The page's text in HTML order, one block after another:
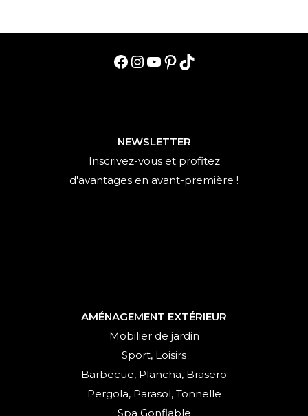
Facebook
Instagram
YouTube
Pinterest
TikTok
NEWSLETTER
Inscrivez-vous et profitez
d'avantages en avant-première !
AMÉNAGEMENT EXTÉRIEUR
Mobilier de jardin
Sport, Loisirs
Barbecue, Plancha, Brasero
Pergola, Parasol, Tonnelle
Spa Gonflable